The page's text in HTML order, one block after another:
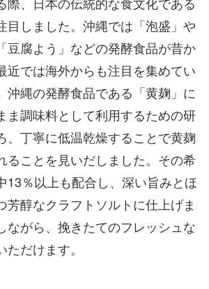
目しました。沖縄では「泡盛」や
豆腐よう」などの発酵食品が昔か
近では海外からも注目を集めてい
沖縄の発酵食品である「黄麹」に
ま調味料として利用するための研
、丁寧に低温乾燥することで黄麹
ることを見いだしました。その希
13％以上も配合し、深い旨みとほ
芳醇なクラフトソルトに仕上げま
ながら、挽きたてのフレッシュな
だけます。